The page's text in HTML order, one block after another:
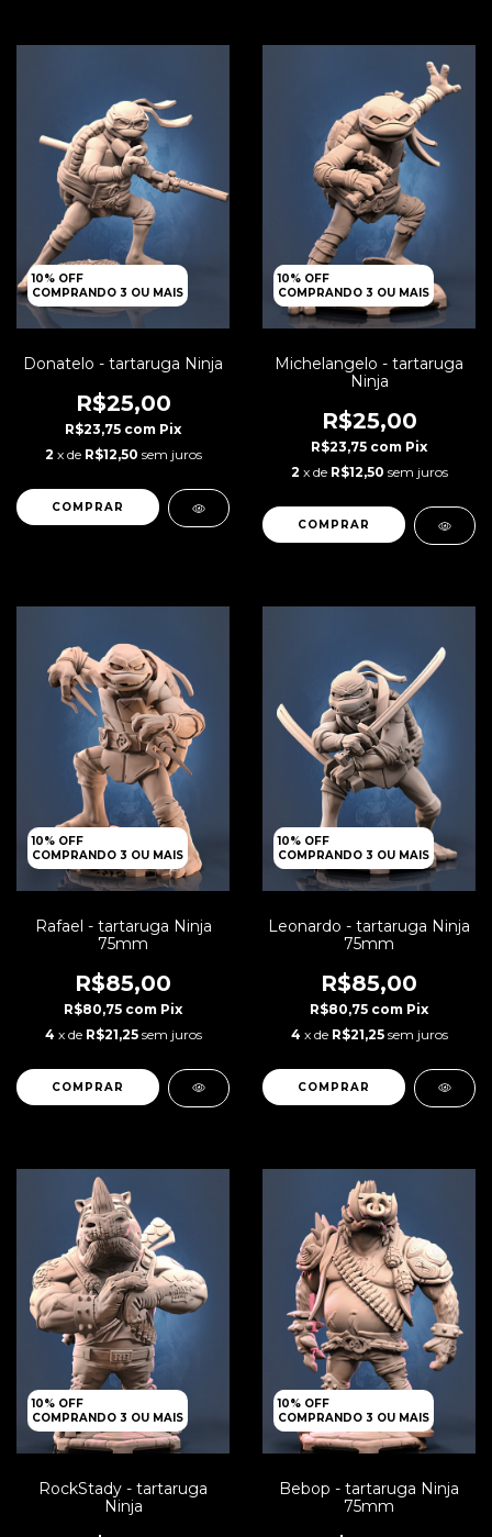
10% OFF
COMPRANDO 3 OU MAIS
Donatelo - tartaruga Ninja
R$25,00
R$23,75 com Pix
2 x de R$12,50 sem juros
10% OFF
COMPRANDO 3 OU MAIS
Michelangelo - tartaruga
Ninja
R$25,00
R$23,75 com Pix
2 x de R$12,50 sem juros
10% OFF
COMPRANDO 3 OU MAIS
Rafael - tartaruga Ninja
75mm
R$85,00
R$80,75 com Pix
4 x de R$21,25 sem juros
10% OFF
COMPRANDO 3 OU MAIS
Leonardo - tartaruga Ninja
75mm
R$85,00
R$80,75 com Pix
4 x de R$21,25 sem juros
10% OFF
COMPRANDO 3 OU MAIS
RockStady - tartaruga
Ninja
10% OFF
COMPRANDO 3 OU MAIS
Bebop - tartaruga Ninja
75mm